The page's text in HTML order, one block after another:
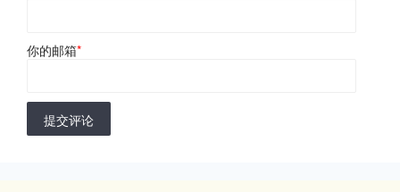
你的邮箱*
提交评论